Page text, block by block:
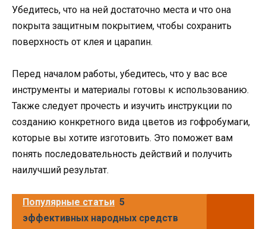
Убедитесь, что на ней достаточно места и что она
покрыта защитным покрытием, чтобы сохранить
поверхность от клея и царапин.
Перед началом работы, убедитесь, что у вас все
инструменты и материалы готовы к использованию.
Также следует прочесть и изучить инструкции по
созданию конкретного вида цветов из гофробумаги,
которые вы хотите изготовить. Это поможет вам
понять последовательность действий и получить
наилучший результат.
Популярные статьи 5
эффективных народных средств